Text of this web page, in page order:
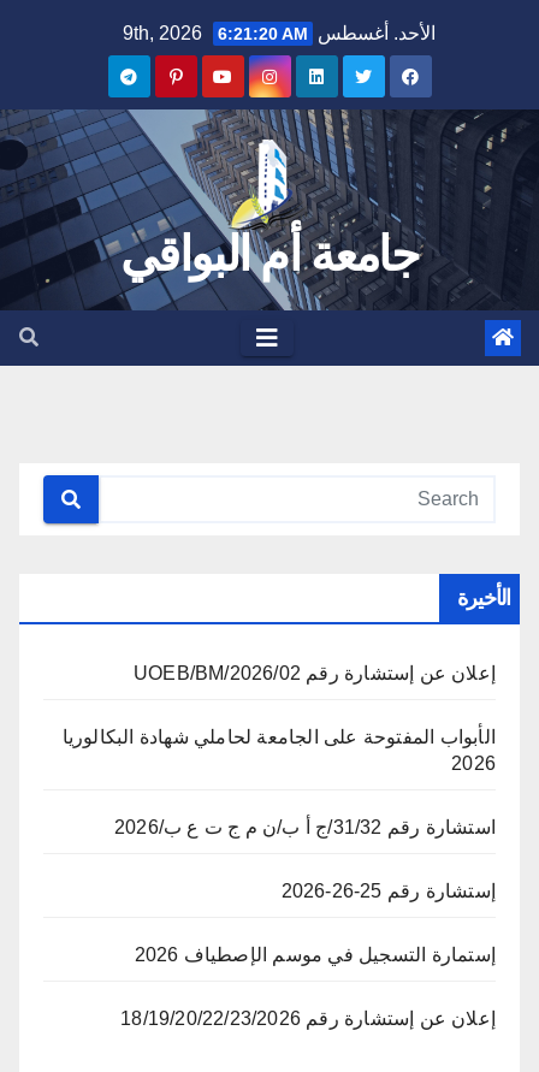
الأحد. أغسطس 9th, 2026 6:21:21 AM
جامعة أم البواقي
الأخيرة
إعلان عن إستشارة رقم 02/UOEB/BM/2026
الأبواب المفتوحة على الجامعة لحاملي شهادة البكالوريا
2026
استشارة رقم 31/32/ج أ ب/ن م ج ت ع ب/2026
إستشارة رقم 25-26-2026
إستمارة التسجيل في موسم الإصطياف 2026
إعلان عن إستشارة رقم 18/19/20/22/23/2026